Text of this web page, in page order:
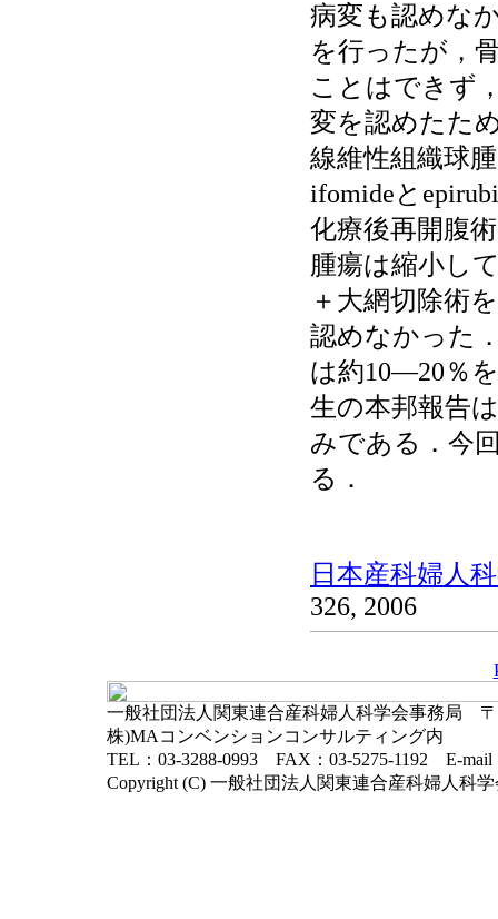
病変も認めな
を行ったが，
ことはできず
変を認めたた
線維性組織球
ifomideと
化療後再開腹
腫瘍は縮小し
＋大網切除術
認めなかった
は約10―20％
生の本邦報告
みである．今
る．
日本産科婦人
326, 2006
一般社団法人関東連合産科婦人科学会事務局 〒
株)MAコンベンションコンサルティング内
TEL：03-3288-0993 FAX：03-5275-1192 E-mail
Copyright (C) 一般社団法人関東連合産科婦人科